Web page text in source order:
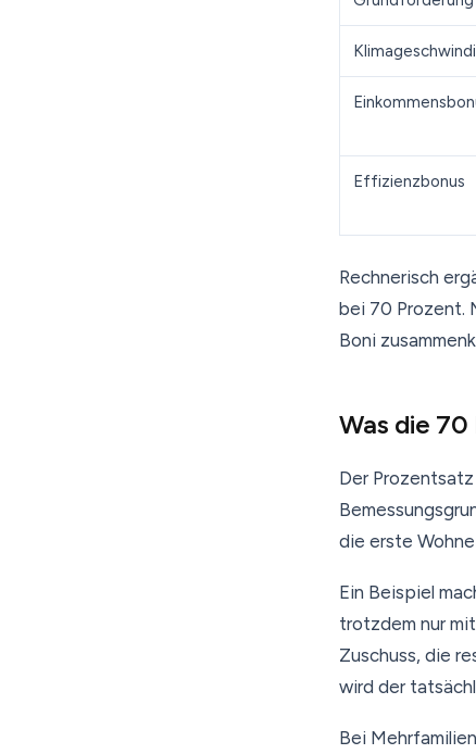
Effizienzbonus
Rechnerisch
bei 70 Prozent.
Boni
Was die
Der
die erste
Ein Beispiel
trotzdem nur
Zuschuss, die
wird der
Bei